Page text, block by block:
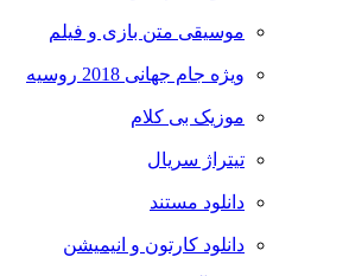
موسیقی متن بازی و فیلم
ویژه جام جهانی 2018 روسیه
موزیک بی کلام
تیتراژ سریال
دانلود مستند
دانلود کارتون و انیمیشن